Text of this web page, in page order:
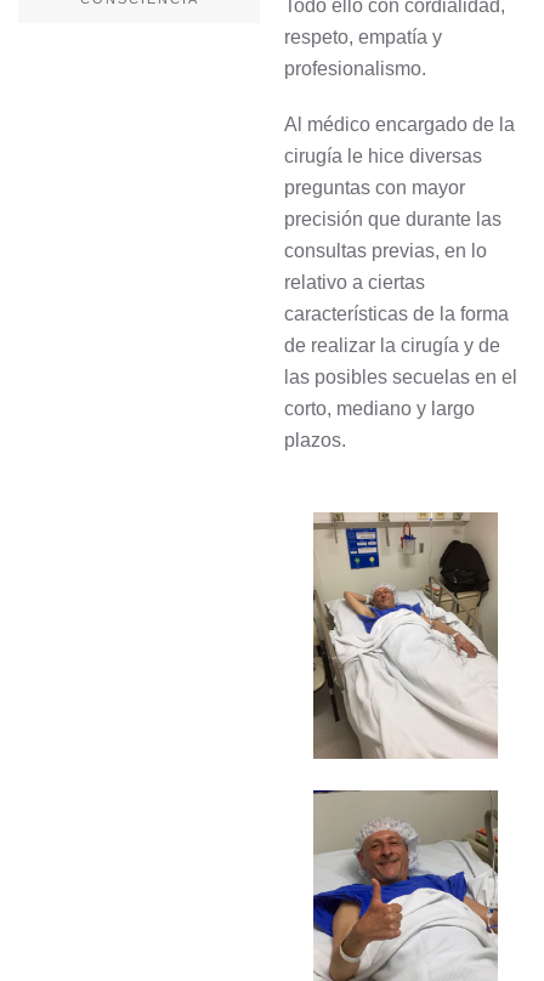
Todo ello con cordialidad,
respeto, empatía y
profesionalismo.
Al médico encargado de la
cirugía le hice diversas
preguntas con mayor
precisión que durante las
consultas previas, en lo
relativo a ciertas
características de la forma
de realizar la cirugía y de
las posibles secuelas en el
corto, mediano y largo
plazos.